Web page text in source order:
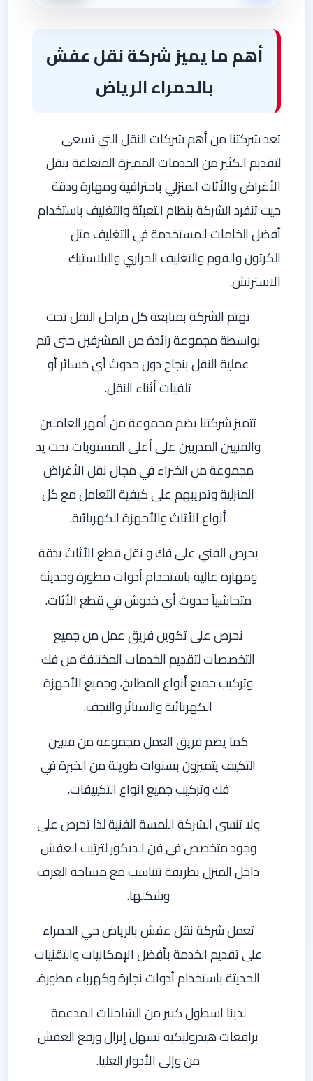
أهم ما يميز شركة نقل عفش
بالحمراء الرياض
تعد شركتنا من أهم شركات النقل التي تسعى
لتقديم الكثير من الخدمات المميزة المتعلقة بنقل
الأغراض والأثاث المنزلي باحترافية ومهارة ودقة
حيث تنفرد الشركة بنظام التعبئة والتغليف باستخدام
أفضل الخامات المستخدمة في التغليف مثل
الكرتون والفوم والتغليف الحراري والبلاستيك
الاسترتش.
تهتم الشركة بمتابعة كل مراحل النقل تحت
بواسطة مجموعة رائدة من المشرفين حتى تتم
عملية النقل بنجاح دون حدوث أي خسائر أو
تلفيات أثناء النقل.
تتميز شركتنا بضم مجموعة من أمهر العاملين
والفنيين المدربين على أعلى المستويات تحت يد
مجموعة من الخبراء في مجال نقل الأغراض
المنزلية وتدريبهم على كيفية التعامل مع كل
أنواع الأثاث والأجهزة الكهربائية.
يحرص الفني على فك و نقل قطع الأثاث بدقة
ومهارة عالية باستخدام أدوات مطورة وحديثة
متحاشياً حدوث أي خدوش في قطع الأثاث.
نحرص على تكوين فريق عمل من جميع
التخصصات لتقديم الخدمات المختلفة من فك
وتركيب جميع أنواع المطابخ، وجميع الأجهزة
الكهربائية والستائر والنجف.
كما يضم فريق العمل مجموعة من فنيين
التكيف يتميزون بسنوات طويلة من الخبرة في
فك وتركيب جميع انواع التكييفات.
ولا تنسى الشركة اللمسة الفنية لذا تحرص على
وجود متخصص في فن الديكور لترتيب العفش
داخل المنزل بطريقة تتناسب مع مساحة الغرف
وشكلها.
تعمل شركة نقل عفش بالرياض حي الحمراء
على تقديم الخدمة بأفضل الإمكانيات والتقنيات
الحديثة باستخدام أدوات نجارة وكهرباء مطورة.
لدينا اسطول كبير من الشاحنات المدعمة
برافعات هيدروليكية تسهل إنزال ورفع العفش
من وإلى الأدوار العليا.